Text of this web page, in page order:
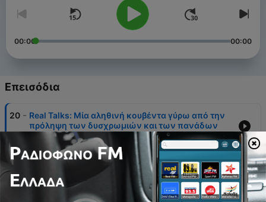
00:00 00:00
Επεισόδια
20 - Real Talks: Mία αληθινή κουβέντα γύρω από την
πρόληψη των δυσχρωμιών και των πανάδων
21 Ιούλ 2026
19 - Real Talks: Ένα αυθεντικό city girl μοιράζεται μαζί
μας τα μυστικά της αντηλιακής του προστασίας
21 Ιούλ 2026